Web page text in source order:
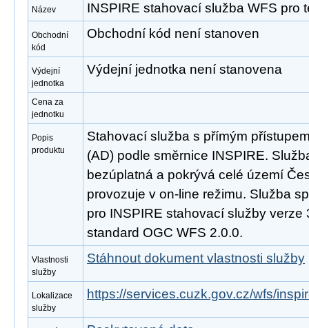
Název INSPIRE stahovací služba WFS pro
Obchodní
kód
Obchodní kód není stanoven
Výdejní
jednotka
Výdejní jednotka není stanovena
Cena za
jednotku
Popis
produktu
Stahovací služba s přímým
(AD) podle směrnice INSPIRE.
bezúplatná a pokrývá celé území
provozuje v on-line režimu. Služba
pro INSPIRE stahovací služby verze
standard OGC WFS 2.0.0.
Vlastnosti
služby
Stáhnout dokument vlastnosti služby
Lokalizace
služby
https://services.cuzk.gov.cz/wfs/